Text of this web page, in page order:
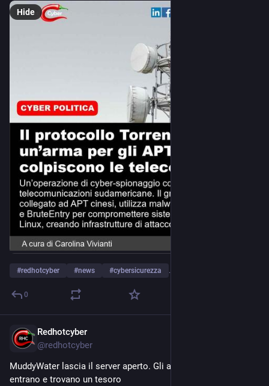
Hide
#redhotcyber #news #cybersicurezza …and 4 more
0
Redhotcyber
@redhotcyber
MuddyWater lascia il server aperto. Gli analisti di sicurezza
entrano e trovano un tesoro